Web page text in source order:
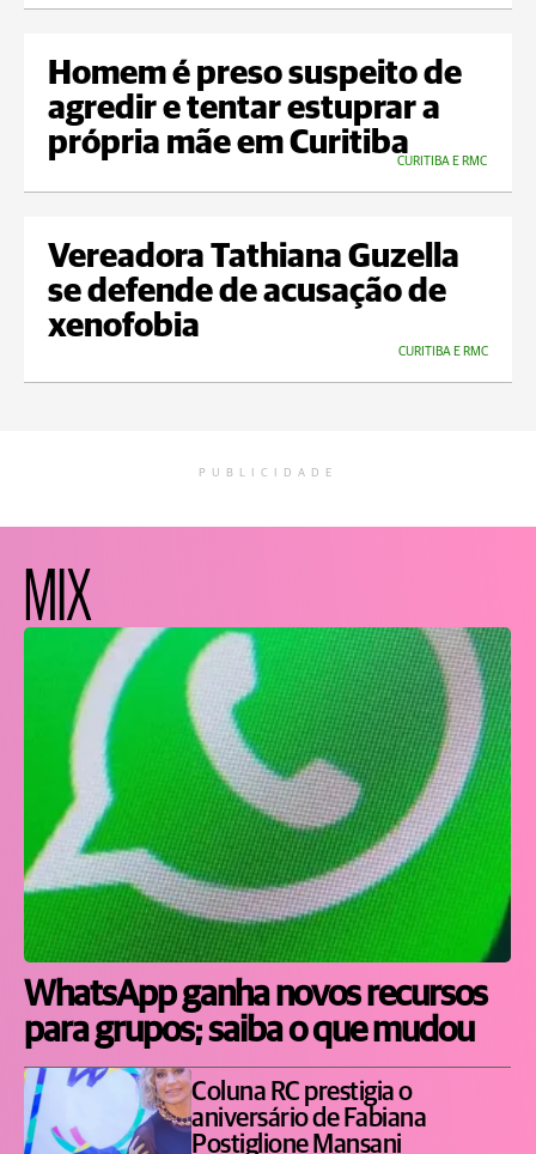
Homem é preso suspeito de
agredir e tentar estuprar a
própria mãe em Curitiba
CURITIBA E RMC
Vereadora Tathiana Guzella
se defende de acusação de
xenofobia
CURITIBA E RMC
PUBLICIDADE
MIX
WhatsApp ganha novos recursos
para grupos; saiba o que mudou
Coluna RC prestigia o
aniversário de Fabiana
Postiglione Mansani